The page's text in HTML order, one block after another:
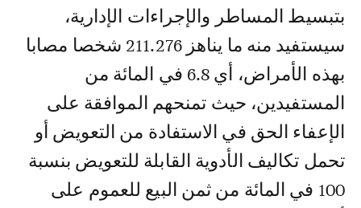
بتبسيط المساطر والإجراءات الإدارية،
سيستفيد منه ما يناهز 211.276 شخصا مصابا
بهذه الأمراض، أي 6.8 في المائة من
المستفيدين، حيث تمنحهم الموافقة على
الإعفاء الحق في الاستفادة من التعويض أو
تحمل تكاليف الأدوية القابلة للتعويض بنسبة
100 في المائة من ثمن البيع للعموم على